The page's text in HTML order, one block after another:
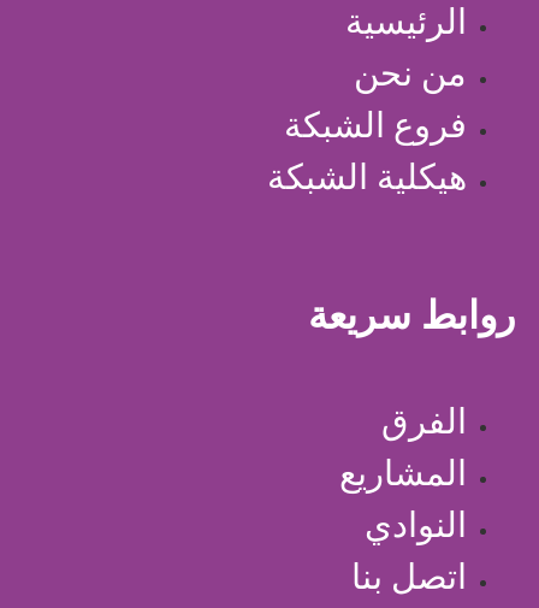
الرئيسية
من نحن
فروع الشبكة
هيكلية الشبكة
روابط سريعة
الفرق
المشاريع
النوادي
اتصل بنا